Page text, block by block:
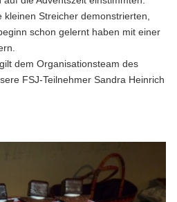
Streicher demonstrierten,
schon gelernt haben mit einer
dem Organisationsteam des
FSJ-Teilnehmer Sandra Heinrich